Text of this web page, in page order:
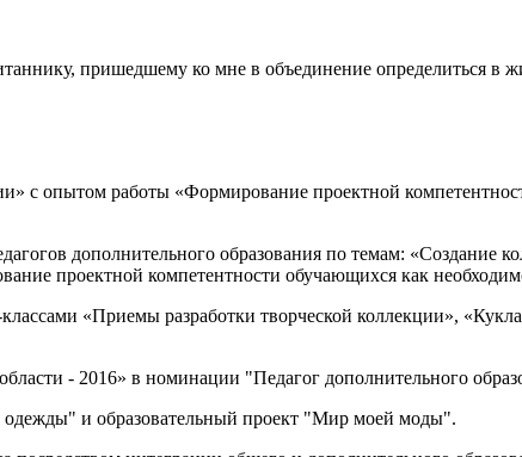
пришедшему ко мне в объединение определиться в
с опытом работы «Формирование проектной
дополнительного образования по темам: «Создание
проектной компетентности обучающихся как
«Приемы разработки творческой коллекции»,
- 2016» в номинации "Педагог дополнительного
одежды" и образовательный проект "Мир моей моды".